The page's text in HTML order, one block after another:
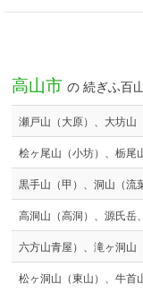
高山市 の 続ぎふ百
瀬戸山（大原）、大坊山
桧ヶ尾山（小坊）、栃尾
黒手山（甲）、洞山（流
高洞山（高洞）、源氏岳
六方山青屋）、滝ヶ洞山
松ヶ洞山（東山）、牛首